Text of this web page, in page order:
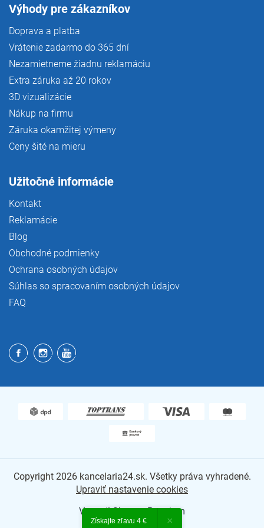
Výhody pre zákazníkov
Doprava a platba
Vrátenie zadarmo do 365 dní
Nezamietneme žiadnu reklamáciu
Extra záruka až 20 rokov
3D vizualizácie
Nákup na firmu
Záruka okamžitej výmeny
Ceny šité na mieru
Užitočné informácie
Kontakt
Reklamácie
Blog
Obchodné podmienky
Ochrana osobných údajov
Súhlas so spracovaním osobných údajov
FAQ
Vytvoril Shoptet Premium
Copyright 2026 kancelaria24.sk. Všetky práva vyhradené.
Upraviť nastavenie cookies
Získajte zľavu 4 € ×